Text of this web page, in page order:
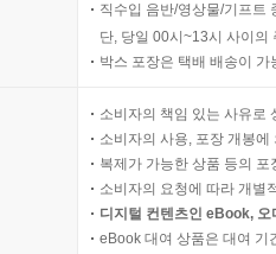
직수입 음반/영상물/기프트
단, 당일 00시~13시 사이의
박스 포장은 택배 배송이
소비자의 책임 있는 사유로
소비자의 사용, 포장 개봉
복제가 가능한 상품 등의
소비자의 요청에 따라 개별
디지털 컨텐츠인 eBook,
eBook 대여 상품은 대여 기